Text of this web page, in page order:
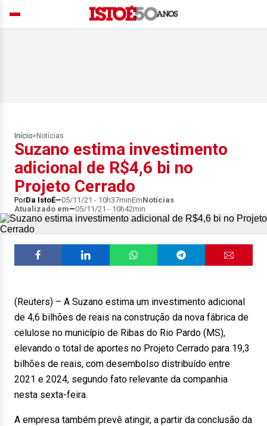
Início> Notícias
Suzano estima investimento
adicional de R$4,6 bi no
Projeto Cerrado
PorDa IstoÉ 05/11/21 - 10h37minEmNotícias
Atualizado em
05/11/21 - 10h42min
(Reuters) – A Suzano estima um investimento adicional
de 4,6 bilhões de reais na construção da nova fábrica de
celulose no município de Ribas do Rio Pardo (MS),
elevando o total de aportes no Projeto Cerrado para 19,3
bilhões de reais, com desembolso distribuído entre
2021 e 2024, segundo fato relevante da companhia
nesta sexta-feira.
A empresa também prevê atingir, a partir da conclusão da